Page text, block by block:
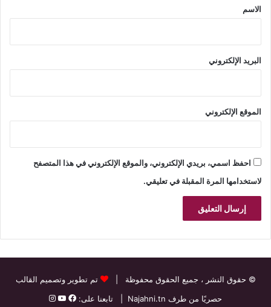
*
الاسم
البريد الإلكتروني
الموقع الإلكتروني
احفظ اسمي، بريدي الإلكتروني، والموقع الإلكتروني في هذا المتصفح
لاستخدامها المرة المقبلة في تعليقي.
© حقوق النشر ، جميع الحقوق محفوظة |
تم تطوير وتصميم القالب
حصريًا من طرف Najahni.tn | تابعنا على: